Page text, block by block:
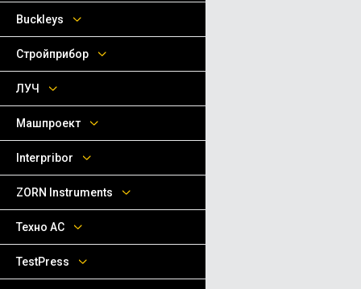
Buckleys
Стройприбор
ЛУЧ
Машпроект
Interpribor
ZORN Instruments
Техно АС
TestPress